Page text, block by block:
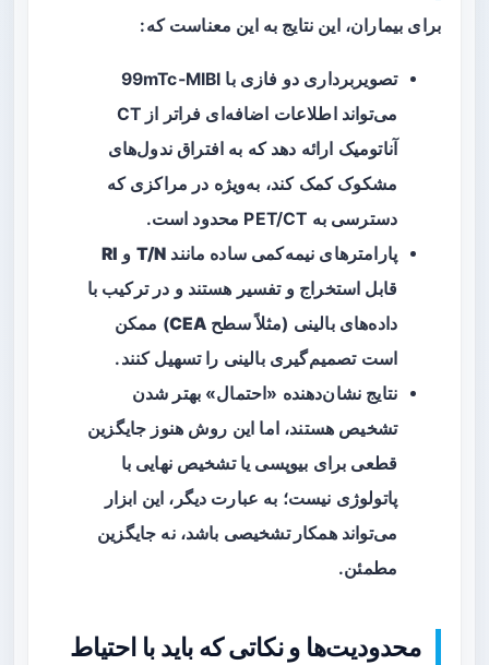
برای بیماران، این نتایج به این معناست که:
تصویربرداری دو فازی با 99mTc‑MIBI
می‌تواند اطلاعات اضافه‌ای فراتر از CT
آناتومیک ارائه دهد که به افتراق ندول‌های
مشکوک کمک کند، به‌ویژه در مراکزی که
دسترسی به PET/CT محدود است.
پارامترهای نیمه‌کمی ساده مانند T/N و RI
قابل استخراج و تفسیر هستند و در ترکیب با
داده‌های بالینی (مثلاً سطح CEA) ممکن
است تصمیم‌گیری بالینی را تسهیل کنند.
نتایج نشان‌دهنده «احتمال» بهتر‌ شدن
تشخیص هستند، اما این روش هنوز جایگزین
قطعی برای بیوپسی یا تشخیص نهایی با
پاتولوژی نیست؛ به عبارت دیگر، این ابزار
می‌تواندهمکار تشخیصی باشد، نه جایگزین
مطمئن.
محدودیت‌ها و نکاتی که باید با احتیاط